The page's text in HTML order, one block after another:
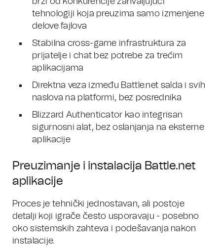
tehnologiji koja preuzima samo izmenjene
delove fajlova
Stabilna cross-game infrastruktura za
prijatelje i chat bez potrebe za trećim
aplikacijama
Direktna veza između Battle.net salda i svih
naslova na platformi, bez posrednika
Blizzard Authenticator kao integrisan
sigurnosni alat, bez oslanjanja na eksterne
aplikacije
Preuzimanje i instalacija Battle.net
aplikacije
Proces je tehnički jednostavan, ali postoje
detalji koji igrače često usporavaju - posebno
oko sistemskih zahteva i podešavanja nakon
instalacije.